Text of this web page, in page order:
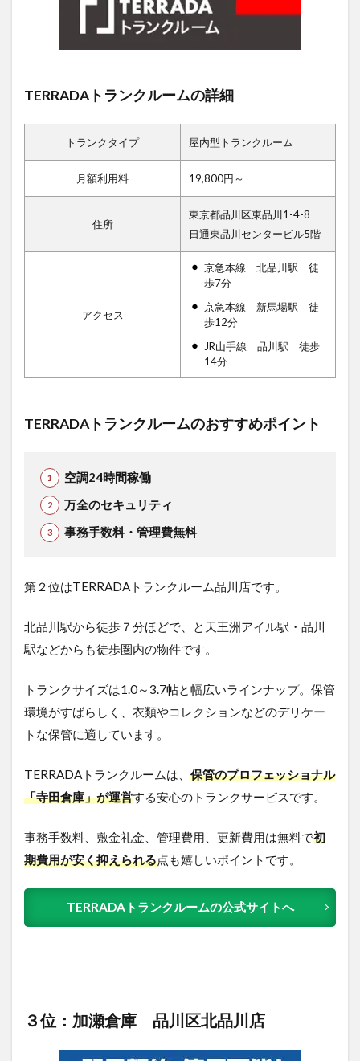
TERRADAトランクルームの詳細
トランクタイプ 屋内型トランクルーム
月額利用料 19,800円～
住所
東京都品川区東品川1-4-8
日通東品川センタービル5階
アクセス
京急本線 北品川駅 徒
歩7分
京急本線 新馬場駅 徒
歩12分
JR山手線 品川駅 徒歩
14分
TERRADAトランクルームのおすすめポイント
空調24時間稼働
万全のセキュリティ
事務手数料・管理費無料
第２位はTERRADAトランクルーム品川店です。
北品川駅から徒歩７分ほどで、と天王洲アイル駅・品川
駅などからも徒歩圏内の物件です。
トランクサイズは1.0～3.7帖と幅広いラインナップ。保管
環境がすばらしく、衣類やコレクションなどのデリケー
トな保管に適しています。
TERRADAトランクルームは、 保管のプロフェッショナル
「寺田倉庫」が運営する安心のトランクサービスです。
事務手数料、敷金礼金、管理費用、更新費用は無料で初
期費用が安く抑えられる点も嬉しいポイントです。
TERRADAトランクルームの公式サイトへ
３位：加瀬倉庫 品川区北品川店